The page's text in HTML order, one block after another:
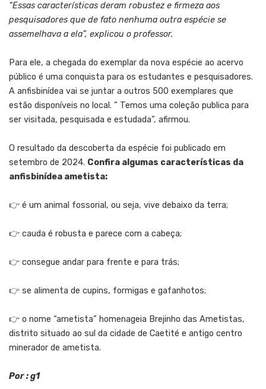
“Essas características deram robustez e firmeza aos
pesquisadores que de fato nenhuma outra espécie se
assemelhava a ela”, explicou o professor.
Para ele, a chegada do exemplar da nova espécie ao acervo
público é uma conquista para os estudantes e pesquisadores.
A anfisbinídea vai se juntar a outros 500 exemplares que
estão disponíveis no local. ” Temos uma coleção publica para
ser visitada, pesquisada e estudada”, afirmou.
O resultado da descoberta da espécie foi publicado em
setembro de 2024. Confira algumas características da
anfisbinídea ametista:
👉 é um animal fossorial, ou seja, vive debaixo da terra;
👉 cauda é robusta e parece com a cabeça;
👉 consegue andar para frente e para trás;
👉 se alimenta de cupins, formigas e gafanhotos;
👉 o nome “ametista” homenageia Brejinho das Ametistas,
distrito situado ao sul da cidade de Caetité e antigo centro
minerador de ametista.
Por : g1